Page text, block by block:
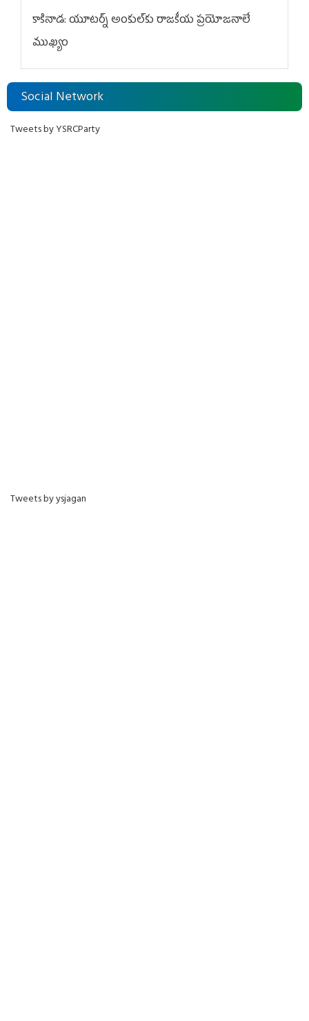
కాకినాడ: యూటర్న్‌ అంకుల్‌కు రాజకీయ ప్రయోజనాలే
ముఖ్యం
Social Network
Tweets by YSRCParty
Tweets by ysjagan